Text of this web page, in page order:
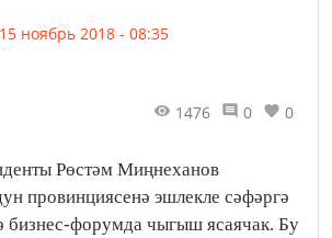
15 ноябрь 2018 - 08:35
1476 0 0
Рөстәм Миңнеханов
провинциясенә эшлекле сәфәргә
бизнес-форумда чыгыш ясаячак. Бу